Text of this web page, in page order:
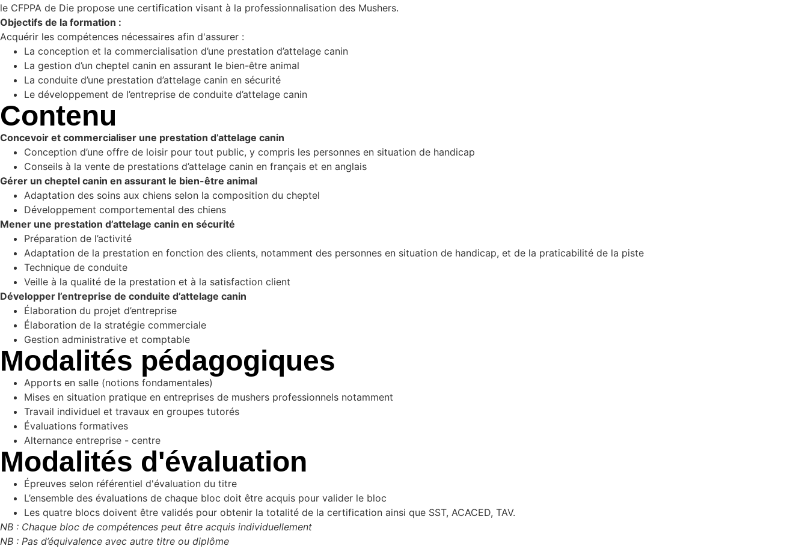
le CFPPA de Die propose une certification visant à la professionnalisation des Mushers.
Objectifs de la formation :
Acquérir les compétences nécessaires afin d'assurer :
La conception et la commercialisation d’une prestation d’attelage canin
La gestion d’un cheptel canin en assurant le bien-être animal
La conduite d’une prestation d’attelage canin en sécurité
Le développement de l’entreprise de conduite d’attelage canin
Contenu
Concevoir et commercialiser une prestation d’attelage canin
Conception d’une offre de loisir pour tout public, y compris les personnes en situation de handicap
Conseils à la vente de prestations d’attelage canin en français et en anglais
Gérer un cheptel canin en assurant le bien-être animal
Adaptation des soins aux chiens selon la composition du cheptel
Développement comportemental des chiens
Mener une prestation d’attelage canin en sécurité
Préparation de l’activité
Adaptation de la prestation en fonction des clients, notamment des personnes en situation de handicap, et de la praticabilité de la piste
Technique de conduite
Veille à la qualité de la prestation et à la satisfaction client
Développer l’entreprise de conduite d’attelage canin
Élaboration du projet d’entreprise
Élaboration de la stratégie commerciale
Gestion administrative et comptable
Modalités pédagogiques
Apports en salle (notions fondamentales)
Mises en situation pratique en entreprises de mushers professionnels notamment
Travail individuel et travaux en groupes tutorés
Évaluations formatives
Alternance entreprise - centre
Modalités d'évaluation
Épreuves selon référentiel d'évaluation du titre
L’ensemble des évaluations de chaque bloc doit être acquis pour valider le bloc
Les quatre blocs doivent être validés pour obtenir la totalité de la certification ainsi que SST, ACACED, TAV.
NB : Chaque bloc de compétences peut être acquis individuellement
NB : Pas d’équivalence avec autre titre ou diplôme